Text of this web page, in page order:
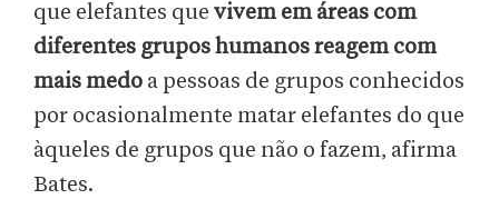
que elefantes que vivem em áreas com
diferentes grupos humanos reagem com
mais medo a pessoas de grupos conhecidos
por ocasionalmente matar elefantes do que
àqueles de grupos que não o fazem, afirma
Bates.